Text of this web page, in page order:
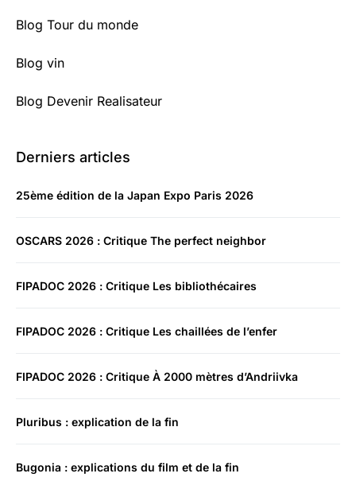
Blog Tour du monde
Blog vin
Blog Devenir Realisateur
Derniers articles
25ème édition de la Japan Expo Paris 2026
OSCARS 2026 : Critique The perfect neighbor
FIPADOC 2026 : Critique Les bibliothécaires
FIPADOC 2026 : Critique Les chaillées de l’enfer
FIPADOC 2026 : Critique À 2000 mètres d’Andriivka
Pluribus : explication de la fin
Bugonia : explications du film et de la fin